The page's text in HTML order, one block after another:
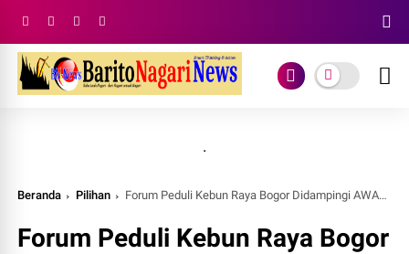
.
Beranda Pilihan Forum Peduli Kebun Raya Bogor Didampingi AWASS Law Firm Gelar Aksi Jumat Kramat
Forum Peduli Kebun Raya Bogor